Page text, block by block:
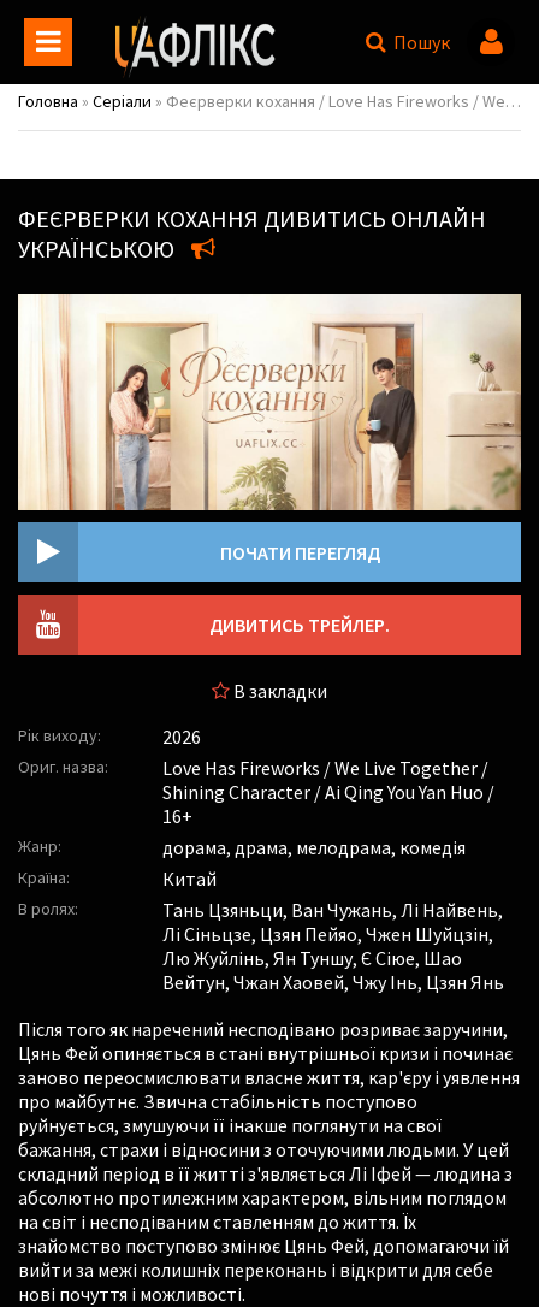
Пошук
Головна » Серіали » Феєрверки кохання / Love Has Fireworks / We Live Together / Shining Character / Ai Qing You Yan Huo
ФЕЄРВЕРКИ КОХАННЯ ДИВИТИСЬ ОНЛАЙН
УКРАЇНСЬКОЮ
ПОЧАТИ ПЕРЕГЛЯД
ДИВИТИСЬ ТРЕЙЛЕР.
В закладки
Рік виходу: 2026
Ориг. назва:
Love Has Fireworks / We Live Together /
Shining Character / Ai Qing You Yan Huo /
16+
Жанр: дорама, драма, мелодрама, комедія
Країна: Китай
В ролях: Тань Цзяньци, Ван Чужань, Лі Найвень,
Лі Сіньцзе, Цзян Пейяо, Чжен Шуйцзін,
Лю Жуйлінь, Ян Туншу, Є Сіюе, Шао
Вейтун, Чжан Хаовей, Чжу Інь, Цзян Янь
Після того як наречений несподівано розриває заручини,
Цянь Фей опиняється в стані внутрішньої кризи і починає
заново переосмислювати власне життя, кар'єру і уявлення
про майбутнє. Звична стабільність поступово
руйнується, змушуючи її інакше поглянути на свої
бажання, страхи і відносини з оточуючими людьми. У цей
складний період в її житті з'являється Лі Іфей — людина з
абсолютно протилежним характером, вільним поглядом
на світ і несподіваним ставленням до життя. Їх
знайомство поступово змінює Цянь Фей, допомагаючи їй
вийти за межі колишніх переконань і відкрити для себе
нові почуття і можливості.